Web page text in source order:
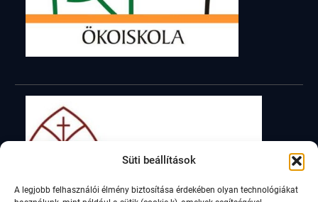
Süti beállítások
A legjobb felhasználói élmény biztosítása érdekében olyan technológiákat